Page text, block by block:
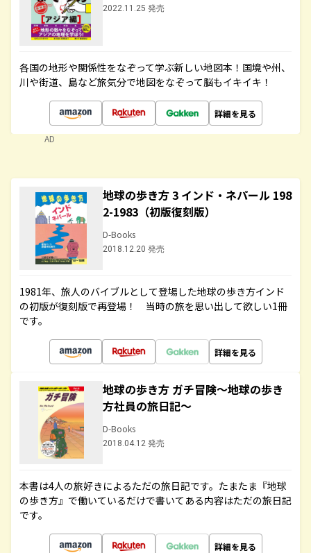
2022.11.25 発売
各国の地形や関係性をなぞって学ぶ新しい地図本！国境や州、
川や街道、島など旅気分で地図をなぞって脳もイキイキ！
詳細を見る
AD
地球の歩き方 3 インド・ネパール 198
2-1983（初版復刻版）
D-Books
2018.12.20 発売
1981年、旅人のバイブルとして登場した地球の歩き方インド
の初版が復刻版で再登場！ 当時の旅を思い出して欲しい1冊
です。
詳細を見る
地球の歩き方 ガチ冒険～地球の歩き
方社員の旅日記～
D-Books
2018.04.12 発売
本書は4人の旅好きによるただの旅日記です。たまたま『地球
の歩き方』で働いているだけで書いてある内容はただの旅日記
です。
詳細を見る